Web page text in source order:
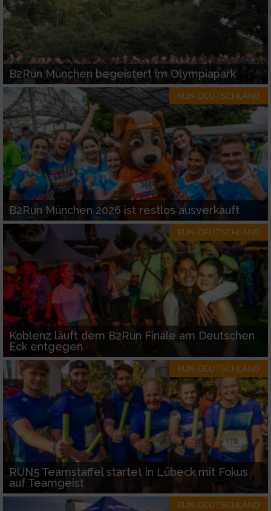
B2Run München begeistert im Olympiapark
RUN-DEUTSCHLAND
B2Run München 2026 ist restlos ausverkauft
RUN-DEUTSCHLAND
Koblenz läuft dem B2Run Finale am Deutschen
Eck entgegen
RUN-DEUTSCHLAND
RUN5 Teamstaffel startet in Lübeck mit Fokus
auf Teamgeist
RUN-DEUTSCHLAND